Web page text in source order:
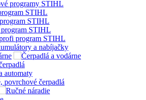
STIHL
STIHL
STIHL
program STIHL
a nabíjačky
automaty
povrchové čerpadlá